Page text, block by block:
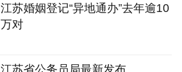
江苏婚姻登记“异地通办”去年逾10
万对
江苏省公务员局最新发布